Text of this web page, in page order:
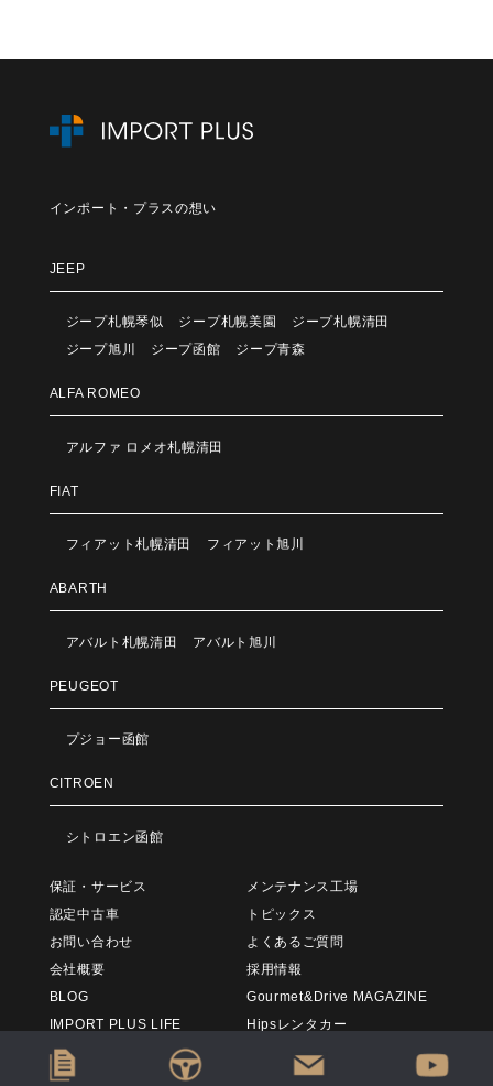
インポート・プラスの想い
JEEP
ジープ札幌琴似 ジープ札幌美園
ジープ札幌清田
ジープ旭川
ジープ函館 ジープ青森
ALFA ROMEO
アルファ ロメオ札幌清田
FIAT
フィアット札幌清田 フィアット旭川
ABARTH
アバルト札幌清田 アバルト旭川
PEUGEOT
プジョー函館
CITROEN
シトロエン函館
保証・サービス
メンテナンス工場
認定中古車
トピックス
お問い合わせ
よくあるご質問
会社概要
採用情報
BLOG
Gourmet&Drive MAGAZINE
IMPORT PLUS LIFE
Hipsレンタカー